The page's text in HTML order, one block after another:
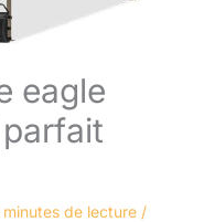
eagle
de lecture /